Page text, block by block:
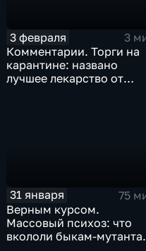
3 февраля
3
Комментарии. Торги на
карантине: названо
лучшее лекарство от
31 января
75
Верным курсом.
Массовый психоз: что
вкололи быкам-